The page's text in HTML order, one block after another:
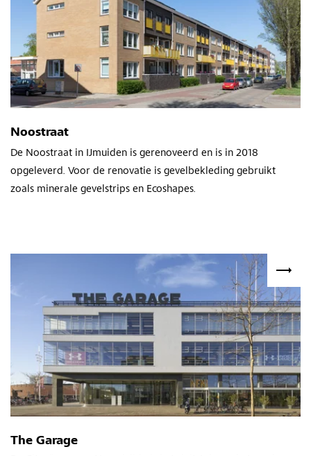
Noostraat
De Noostraat in IJmuiden is gerenoveerd en is in 2018
opgeleverd. Voor de renovatie is gevelbekleding gebruikt
zoals minerale gevelstrips en Ecoshapes.
The Garage